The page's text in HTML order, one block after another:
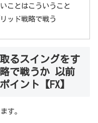
ことはこういうこと
ッド戦略で戦う
るスイングをす
で戦うか 以前
イント【FX】
す。